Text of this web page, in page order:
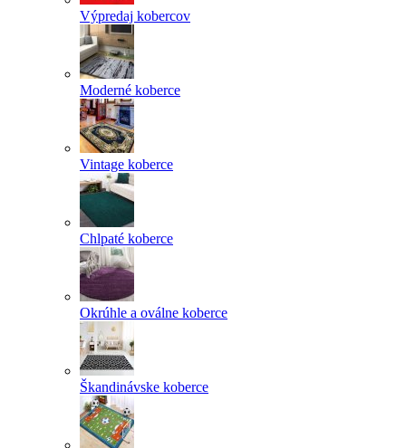
Výpredaj kobercov
Moderné koberce
Vintage koberce
Chlpaté koberce
Okrúhle a oválne koberce
Škandinávske koberce